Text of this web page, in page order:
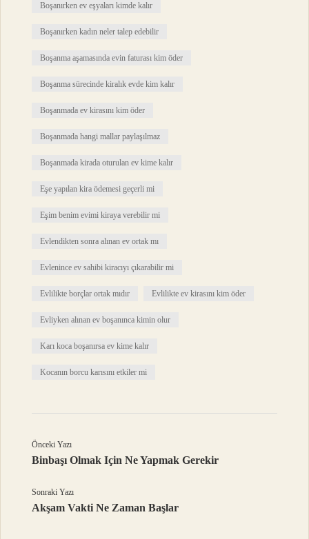
Boşanırken ev eşyaları kimde kalır
Boşanırken kadın neler talep edebilir
Boşanma aşamasında evin faturası kim öder
Boşanma sürecinde kiralık evde kim kalır
Boşanmada ev kirasını kim öder
Boşanmada hangi mallar paylaşılmaz
Boşanmada kirada oturulan ev kime kalır
Eşe yapılan kira ödemesi geçerli mi
Eşim benim evimi kiraya verebilir mi
Evlendikten sonra alınan ev ortak mı
Evlenince ev sahibi kiracıyı çıkarabilir mi
Evlilikte borçlar ortak mıdır Evlilikte ev kirasını kim öder
Evliyken alınan ev boşanınca kimin olur
Karı koca boşanırsa ev kime kalır
Kocanın borcu karısını etkiler mi
Önceki Yazı
Binbaşı Olmak Için Ne Yapmak Gerekir
Sonraki Yazı
Akşam Vakti Ne Zaman Başlar